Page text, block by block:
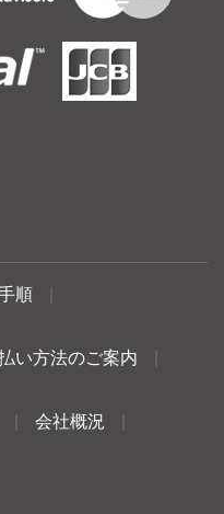
順
い方法のご案内
会社概況